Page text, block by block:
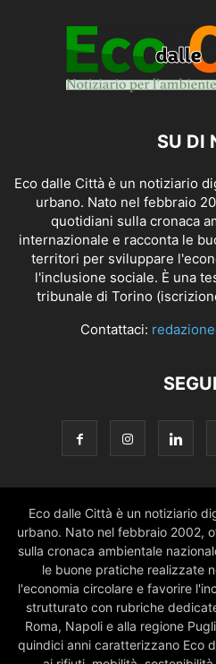
SU DI
Eco dalle Città è un notiziario
urbano. Nato nel febbraio
quotidiani sulla cronaca
internazionale e racconta le
territori per sviluppare
l'inclusione sociale. È una
tribunale di Torino
Contattaci:
Eco dalle Città è un notiziario
urbano. Nato nel febbraio 2002,
sulla cronaca ambientale
le buone pratiche realizzate
l'economia circolare e favorire
strutturato con rubriche
Roma, Napoli e alla regione
quindici anni caratterizzano Eco